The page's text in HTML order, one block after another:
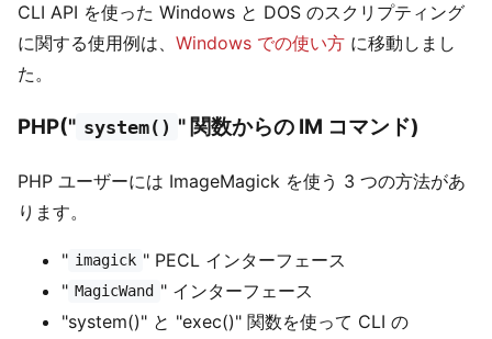
CLI API を使った Windows と DOS のスクリプティング
に関する使用例は、 Windows での使い方 に移動しまし
た。
PHP(" system() " 関数からの IM コマンド)
PHP ユーザーには ImageMagick を使う 3 つの方法があ
ります。
" imagick " PECL インターフェース
" MagicWand " インターフェース
"system()" と "exec()" 関数を使って CLI の